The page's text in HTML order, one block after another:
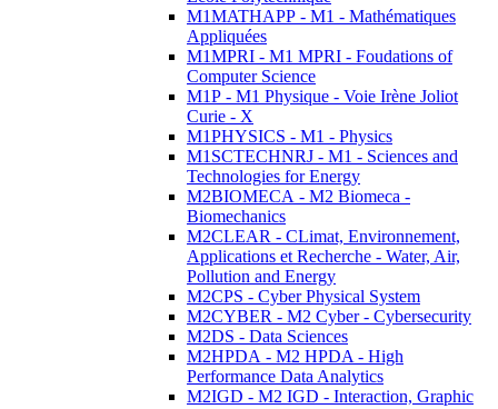
M1MATHAPP - M1 - Mathématiques
Appliquées
M1MPRI - M1 MPRI - Foudations of
Computer Science
M1P - M1 Physique - Voie Irène Joliot
Curie - X
M1PHYSICS - M1 - Physics
M1SCTECHNRJ - M1 - Sciences and
Technologies for Energy
M2BIOMECA - M2 Biomeca -
Biomechanics
M2CLEAR - CLimat, Environnement,
Applications et Recherche - Water, Air,
Pollution and Energy
M2CPS - Cyber Physical System
M2CYBER - M2 Cyber - Cybersecurity
M2DS - Data Sciences
M2HPDA - M2 HPDA - High
Performance Data Analytics
M2IGD - M2 IGD - Interaction, Graphic